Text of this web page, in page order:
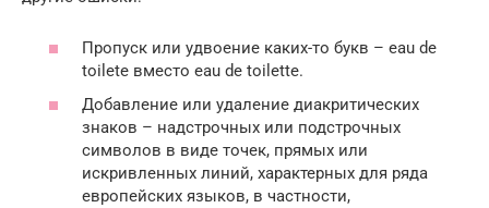
Пропуск или удвоение каких-то букв – eau de
toilete вместо eau de toilette.
Добавление или удаление диакритических
знаков – надстрочных или подстрочных
символов в виде точек, прямых или
искривленных линий, характерных для ряда
европейских языков, в частности,